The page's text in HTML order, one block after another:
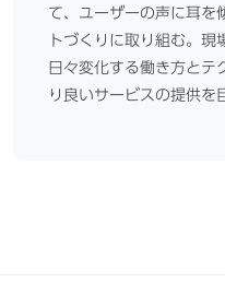
て、ユーザーの声に耳を
トづくりに取り組む。現
日々変化する働き方とテ
り良いサービスの提供を